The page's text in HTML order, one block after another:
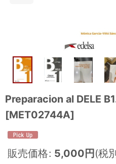
Preparacion al DELE
[MET02744A]
販売価格: 5,000 円 (税